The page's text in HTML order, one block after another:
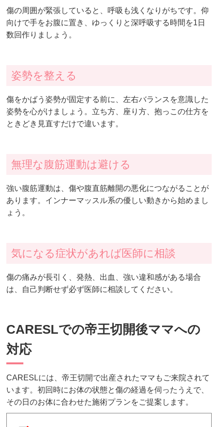
傷の周囲が緊張していると、呼吸も浅くなりがちです。仰
向けで手をお腹に置き、ゆっくりと深呼吸する時間を1日
数回作りましょう。
姿勢を整える
傷をかばう姿勢が固定する前に、左右バランスを意識した
姿勢を心がけましょう。立ち方、座り方、抱っこの仕方を
ときどき見直すだけで違います。
無理な腹筋運動は避ける
強い腹筋運動は、傷や腹直筋離開の悪化につながることが
あります。インナーマッスル系の優しい動きから始めまし
ょう。
気になる症状があれば医師に相談
傷の痛みが長引く、発熱、出血、強い違和感がある場合
は、自己判断せず必ず医師に相談してください。
CARESLでの帝王切開後ママへの
対応
CARESLには、帝王切開で出産されたママもご来院されて
います。初回時にお体の状態と傷の経過を伺ったうえで、
その日のお体に合わせた施術プランをご提案します。